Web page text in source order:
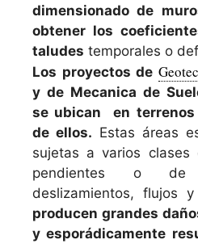
dimensionado de
obtener los
taludes temporales o
Los proyectos de
y de Mecanica de
se ubican en terrenos
de ellos. Estas áreas
sujetas a varios
pendientes o de
deslizamientos, flujos
producen grandes
y esporádicamente